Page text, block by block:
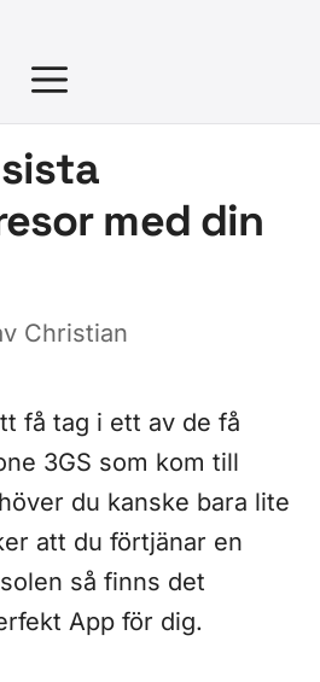
MENY
med din
Christian
få tag i ett av de få
3GS som kom till
du kanske bara lite
att du förtjänar en
så finns det
App för dig.